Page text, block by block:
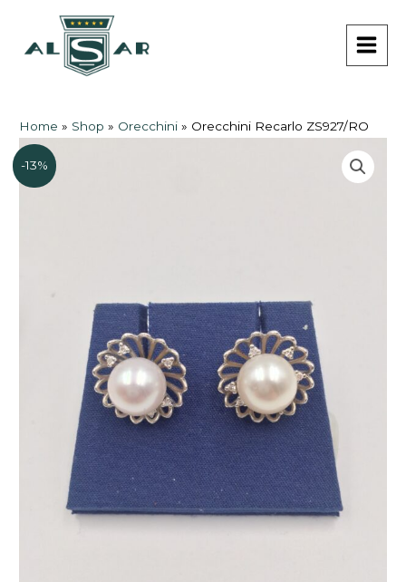
contenuto
Home » Shop » Orecchini » Orecchini Recarlo ZS927/RO
-13%